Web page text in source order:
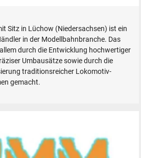
Modellbahn Modelle Zubehör Ersatzteile
Sitz in Lüchow (Niedersachsen) ist ein
in der Modellbahnbranche. Das
durch die Entwicklung hochwertiger
Umbausätze sowie durch die
traditionsreicher Lokomotiv-
gemacht.